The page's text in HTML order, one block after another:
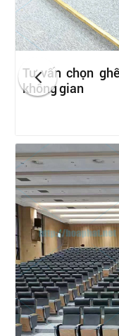
Tư vấn chọn
không gian